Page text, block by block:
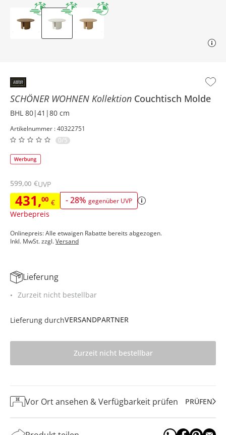
SCHÖNER WOHNEN Kollektion Couchtisch Molde
BHL 80|41|80 cm
Artikelnummer : 40322751
0/5
431,00 € -28% gegenüber UVP
Werbepreis
599,00 €UVP
Onlinepreis: Alle etwaigen Rabatte bereits abgezogen.
Inkl. MwSt. zzgl.Versand
Lieferung
Zurzeit nicht bestellbar
Lieferung durchVERSANDPARTNER
Zurzeit nicht bestellbar
Vor Ort ansehen & Verfügbarkeit prüfen PRÜFEN